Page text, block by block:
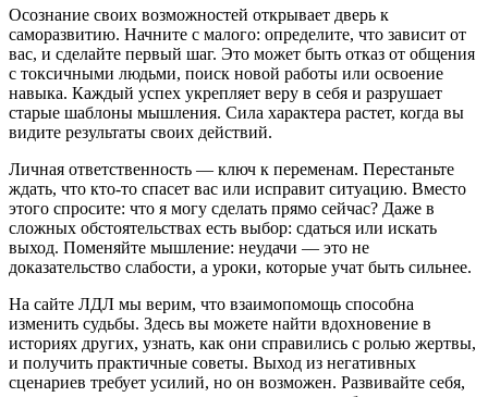
Осознание своих возможностей открывает дверь к
саморазвитию. Начните с малого: определите, что зависит от
вас, и сделайте первый шаг. Это может быть отказ от общения
с токсичными людьми, поиск новой работы или освоение
навыка. Каждый успех укрепляет веру в себя и разрушает
старые шаблоны мышления. Сила характера растет, когда вы
видите результаты своих действий.
Личная ответственность — ключ к переменам. Перестаньте
ждать, что кто-то спасет вас или исправит ситуацию. Вместо
этого спросите: что я могу сделать прямо сейчас? Даже в
сложных обстоятельствах есть выбор: сдаться или искать
выход. Поменяйте мышление: неудачи — это не
доказательство слабости, а уроки, которые учат быть сильнее.
На сайте ЛДЛ мы верим, что взаимопомощь способна
изменить судьбы. Здесь вы можете найти вдохновение в
историях других, узнать, как они справились с ролью жертвы,
и получить практичные советы. Выход из негативных
сценариев требует усилий, но он возможен. Развивайте себя,